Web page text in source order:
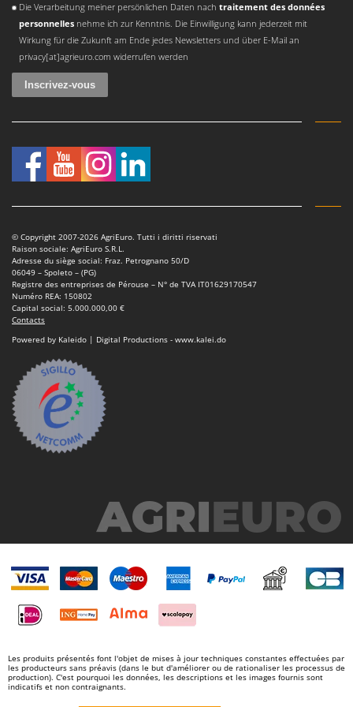
Master
Mastercook
Masterpro
McCulloch
Michelin
Mille
Minox
MOSA
MOVA
Mowox
MTD
New O.M.R.A.
Nilfisk
Ninja
Novatec
Novital
O
Oliviero
OMA
Ompagrill
Ooni
Die Verarbeitung meiner persönlichen Daten nach traitement des données
personnellesnehme ich zur Kenntnis. Die Einwilligung kann jederzeit mit
Wirkung für die Zukunft am Ende jedes Newsletters und über E-Mail an
privacy[at]agrieuro.com widerrufen werden
© Copyright 2007-2026 AgriEuro. Tutti i diritti riservati
Raison sociale: AgriEuro S.R.L.
Adresse du siège social: Fraz. Petrognano 50/D
06049 – Spoleto – (PG)
Registre des entreprises de Pérouse – N° de TVA IT01629170547
Numéro REA: 150802
Capital social: 5.000.000,00 €
Contacts
Powered by Kaleido | Digital Productions - www.kalei.do
Les produits présentés font l'objet de mises à jour techniques constantes effectuées par
les producteurs sans préavis (dans le but d'améliorer ou de rationaliser les processus de
production). C'est pourquoi les données, les descriptions et les images fournis sont
indicatifs et non contraignants.